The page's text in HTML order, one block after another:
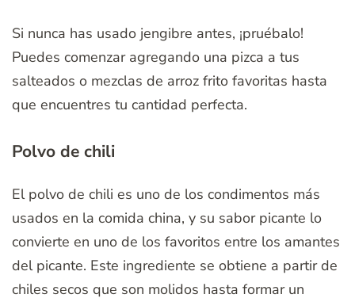
Si nunca has usado jengibre antes, ¡pruébalo!
Puedes comenzar agregando una pizca a tus
salteados o mezclas de arroz frito favoritas hasta
que encuentres tu cantidad perfecta.
Polvo de chili
El polvo de chili es uno de los condimentos más
usados en la comida china, y su sabor picante lo
convierte en uno de los favoritos entre los amantes
del picante. Este ingrediente se obtiene a partir de
chiles secos que son molidos hasta formar un